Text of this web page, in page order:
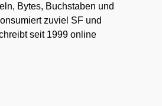
Bytes, Buchstaben und
zuviel SF und
seit 1999 online